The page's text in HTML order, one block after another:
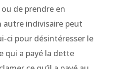
de prendre en
autre indivisaire peut
ci pour désintéresser le
qui a payé la dette